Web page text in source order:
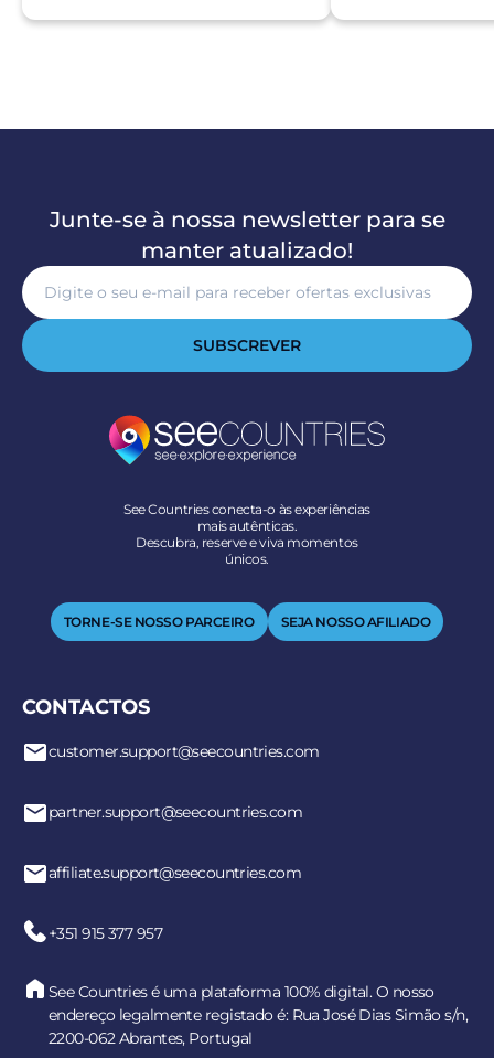
Junte-se à nossa newsletter para se
manter atualizado!
SUBSCREVER
See Countries conecta-o às experiências
mais autênticas.
Descubra, reserve e viva momentos
únicos.
TORNE-SE NOSSO PARCEIRO SEJA NOSSO AFILIADO
CONTACTOS
customer.support@seecountries.com
partner.support@seecountries.com
affiliate.support@seecountries.com
+351 915 377 957
See Countries é uma plataforma 100% digital. O nosso
endereço legalmente registado é: Rua José Dias Simão s/n,
2200-062 Abrantes, Portugal